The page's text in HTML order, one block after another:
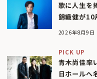
歌に人生を
錦織健が10
2026年8月9日
PICK UP
青木尚佳率
日ホールへ